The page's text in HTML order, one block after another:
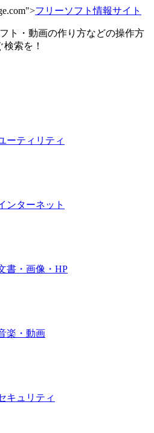
フリーソフト情報サイト
フト・動画の作り方などの操作方
索を！
ーティリティ
ンターネット
書・画像・HP
楽・動画
キュリティ